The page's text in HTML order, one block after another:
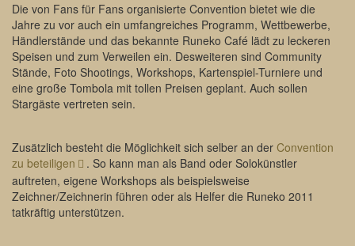
Die von Fans für Fans organisierte Convention bietet wie die
Jahre zu vor auch ein umfangreiches Programm, Wettbewerbe,
Händlerstände und das bekannte Runeko Café lädt zu leckeren
Speisen und zum Verweilen ein. Desweiteren sind Community
Stände, Foto Shootings, Workshops, Kartenspiel-Turniere und
eine große Tombola mit tollen Preisen geplant. Auch sollen
Stargäste vertreten sein.
Zusätzlich besteht die Möglichkeit sich selber an der Convention
zu beteiligen
. So kann man als Band oder Solokünstler
auftreten, eigene Workshops als beispielsweise
Zeichner/Zeichnerin führen oder als Helfer die Runeko 2011
tatkräftig unterstützen.